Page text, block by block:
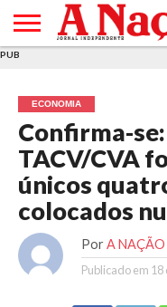
E DE
COOKIES
DE
UTILIZAÇÃO
PUB
ECONOMIA
Confirma-
TACV/CVA
únicos
colocados
Por A NAÇÃO
Publicado em 18